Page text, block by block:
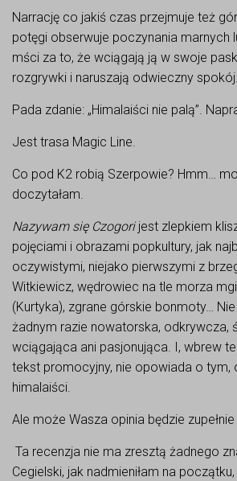
Narrację co jakiś czas przejmuje też
potęgi obserwuje poczynania marnych
mści za to, że wciągają ją w swoje
rozgrywki i naruszają odwieczny spokój.
Pada zdanie: „Himalaiści nie palą”.
Jest trasa Magic Line.
Co pod K2 robią Szerpowie? Hmm…
doczytałam.
Nazywam się Czogorijest zlepkiem
pojęciami i obrazami popkultury, jak
oczywistymi, niejako pierwszymi z
Witkiewicz, wędrowiec na tle morza
(Kurtyka), zgrane górskie bonmoty…
żadnym razie nowatorska, odkrywcza,
wciągająca ani pasjonująca. I, wbrew
tekst promocyjny, nie opowiada o tym,
himalaiści.
Ale może Wasza opinia będzie zupełnie
Ta recenzja nie ma zresztą żadnego
Cegielski, jak nadmieniłam na